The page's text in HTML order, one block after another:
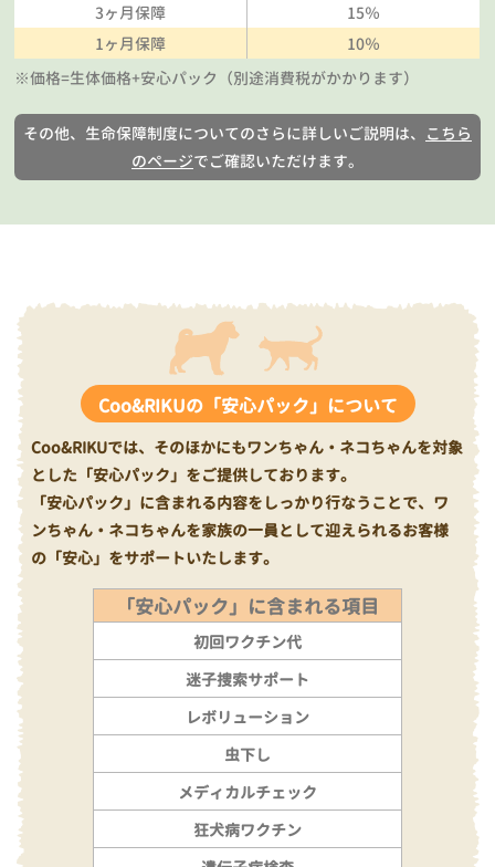
3ヶ月保障
15％
1ヶ月保障
10％
※価格=生体価格+安心パック（別途消費税がかかります）
その他、生命保障制度についてのさらに詳しいご説明は、
こちら
のページでご確認いただけます。
Coo&RIKUの「安心パック」について
Coo&RIKUでは、そのほかにもワンちゃん・ネコちゃんを対象
とした「安心パック」をご提供しております。
「安心パック」に含まれる内容をしっかり行なうことで、ワ
ンちゃん・ネコちゃんを家族の一員として迎えられるお客様
の「安心」をサポートいたします。
「安心パック」に含まれる項目
初回ワクチン代
迷子捜索サポート
レボリューション
虫下し
メディカルチェック
狂犬病ワクチン